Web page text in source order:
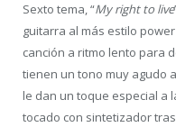
Sexto tema, “My right to live
guitarra al más estilo
canción a ritmo lento para
tienen un tono muy agudo
le dan un toque especial a
tocado con sintetizador